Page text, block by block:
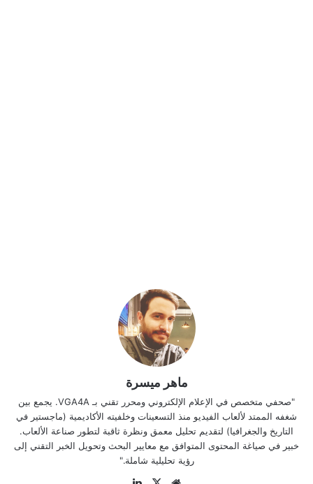
ماهر ميسرة
"صحفي متخصص في الإعلام الإلكتروني ومحرر تقني بـ VGA4A. يجمع بين
شغفه الممتد لألعاب الفيديو منذ التسعينات وخلفيته الأكاديمية (ماجستير في
التاريخ والجغرافيا) لتقديم تحليل معمق ونظرة ثاقبة لتطور صناعة الألعاب.
خبير في صياغة المحتوى المتوافق مع معايير البحث وتحويل الخبر التقني إلى
رؤية تحليلية شاملة."